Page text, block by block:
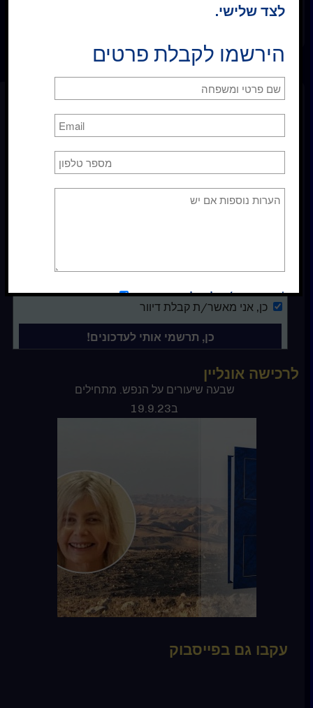
כן, אני מאשר/ת קבלת דיוור
לרכישה אונליין
שבעה שיעורים על הנפש. מתחילים
ב19.9.23
ספר קורס בניסים
עקבו גם בפייסבוק
לצד שלישי.
הירשמו לקבלת פרטים
*אני מסכימ/ה לקבלת עדכונים כן